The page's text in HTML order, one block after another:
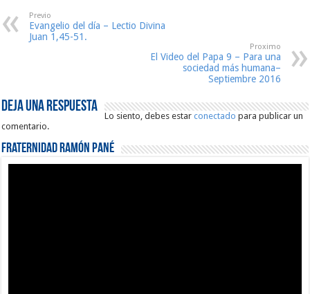
Previo
Evangelio del día – Lectio Divina
Juan 1,45-51.
Proximo
El Video del Papa 9 – Para una
sociedad más humana–
Septiembre 2016
Deja una respuesta
Lo siento, debes estarconectado para publicar un
comentario.
Fraternidad Ramón Pané